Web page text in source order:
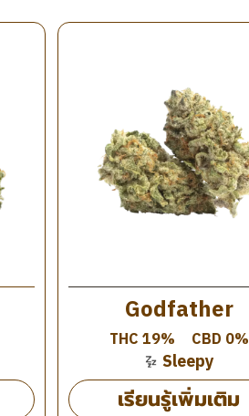
Godfather
THC 19% CBD 0%
Sleepy
เรียนรู้เพิ่มเติม